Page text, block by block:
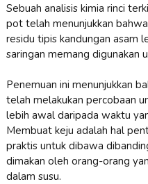
Sebuah analisis kimia rinci
pot telah menunjukkan
residu tipis kandungan asam
saringan memang digunakan
Penemuan ini menunjukkan
telah melakukan percobaan
lebih awal daripada waktu
Membuat keju adalah hal
praktis untuk dibawa
dimakan oleh orang-orang
dalam susu.